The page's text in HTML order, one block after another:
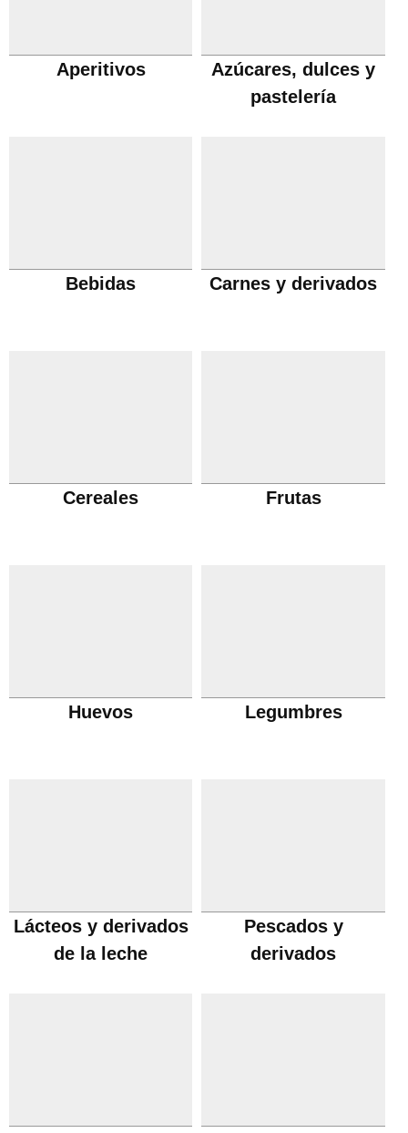
Aperitivos
Azúcares, dulces y
pastelería
Bebidas Carnes y derivados
Cereales Frutas
Huevos Legumbres
Lácteos y derivados
de la leche
Pescados y
derivados